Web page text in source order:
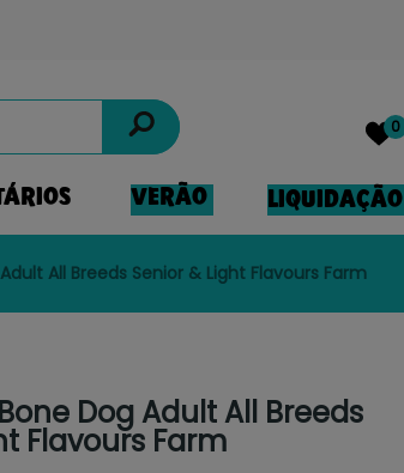
0
VERÃO LIQUIDAÇÃO
All Breeds Senior & Light Flavours Farm
Dog Adult All Breeds
Flavours Farm